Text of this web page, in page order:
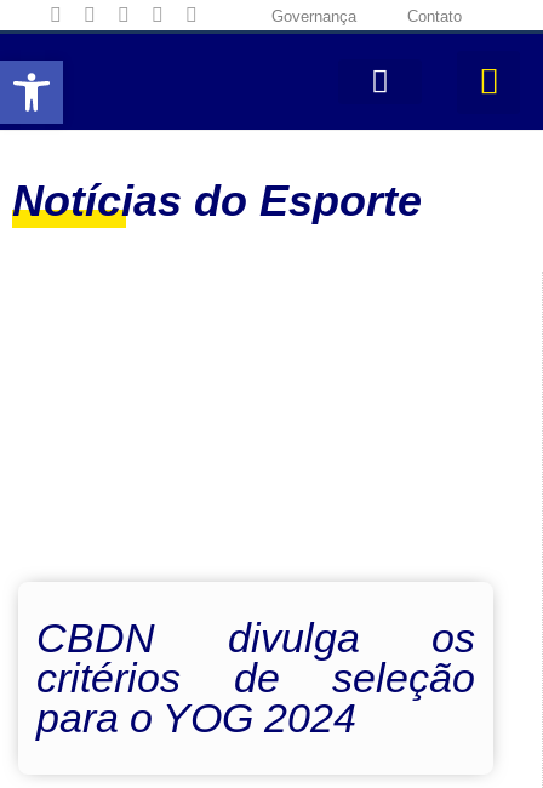
Abrir a barra de ferramentas
Governança Contato
Notícias do Esporte
CBDN divulga os
critérios de seleção
para o YOG 2024